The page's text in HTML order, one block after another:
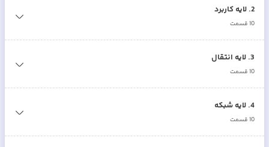
2
. لایه کاربرد
10قسمت
3
. لایه انتقال
10قسمت
4
. لایه شبکه
10قسمت